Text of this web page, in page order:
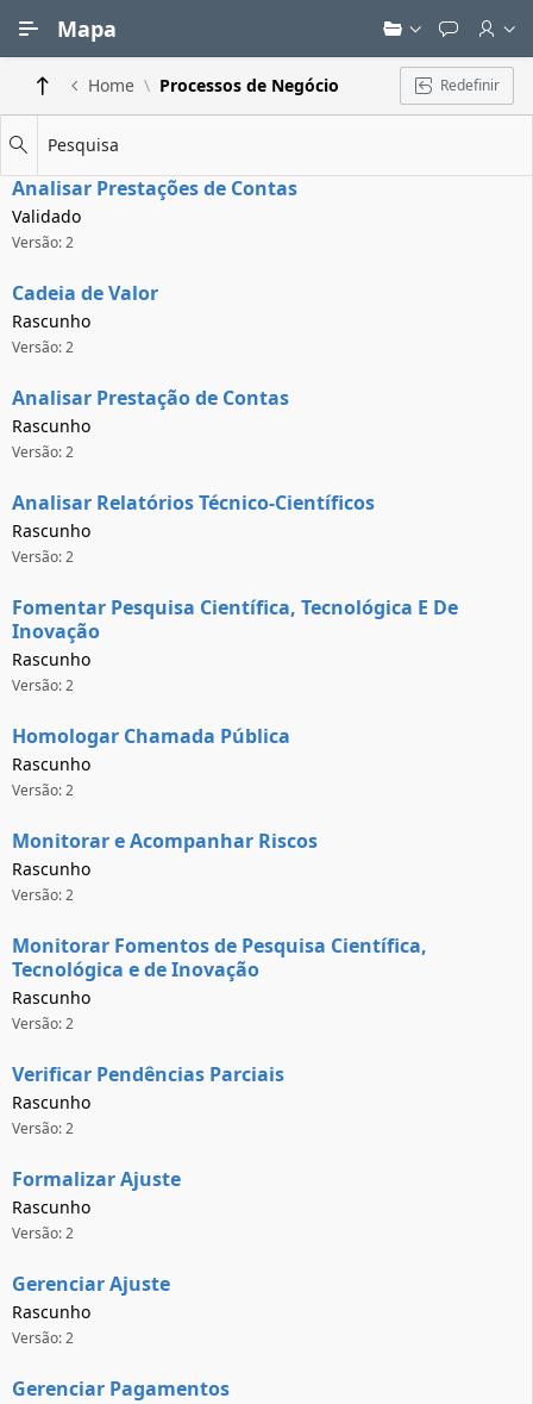
Mapa
Home Processos de Negócio Redefinir
Pesquisa
Analisar Prestações de Contas
Validado
Versão: 2
Cadeia de Valor
Rascunho
Versão: 2
Analisar Prestação de Contas
Rascunho
Versão: 2
Analisar Relatórios Técnico-Científicos
Rascunho
Versão: 2
Fomentar Pesquisa Científica, Tecnológica E De
Inovação
Rascunho
Versão: 2
Homologar Chamada Pública
Rascunho
Versão: 2
Monitorar e Acompanhar Riscos
Rascunho
Versão: 2
Monitorar Fomentos de Pesquisa Científica,
Tecnológica e de Inovação
Rascunho
Versão: 2
Verificar Pendências Parciais
Rascunho
Versão: 2
Formalizar Ajuste
Rascunho
Versão: 2
Gerenciar Ajuste
Rascunho
Versão: 2
Gerenciar Pagamentos